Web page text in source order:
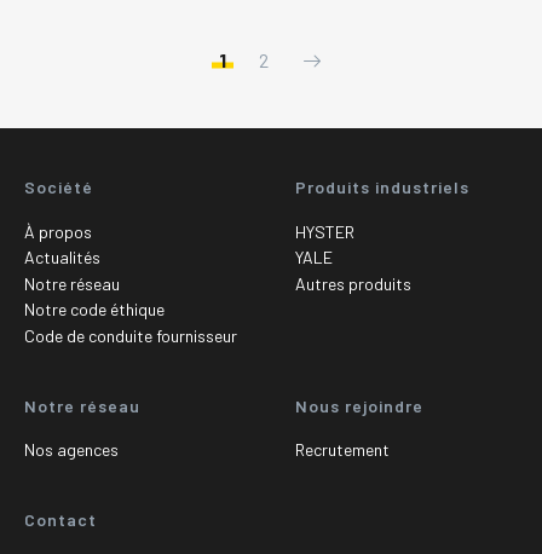
1 2
Société
À propos
Actualités
Notre réseau
Notre code éthique
Code de conduite fournisseur
Produits industriels
HYSTER
YALE
Autres produits
Notre réseau
Nos agences
Nous rejoindre
Recrutement
Contact